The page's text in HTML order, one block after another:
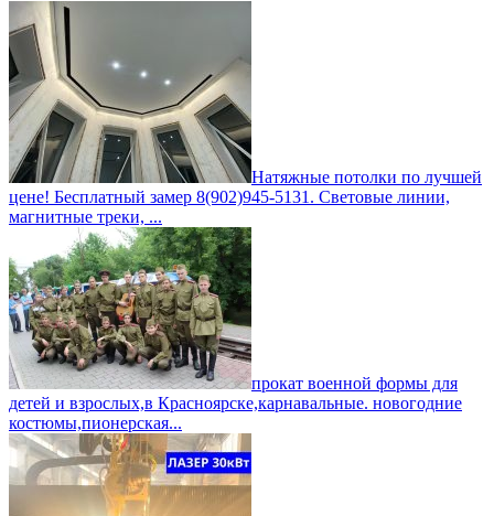
Натяжные потолки по лучшей
цене! Бесплатный замер 8(902)945-5131. Световые линии,
магнитные треки, ...
прокат военной формы для
детей и взрослых,в Красноярске,карнавальные. новогодние
костюмы,пионерская...